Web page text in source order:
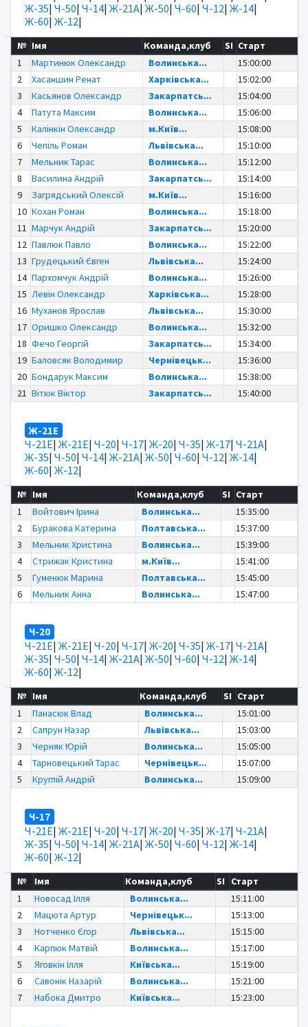
Ж-35| Ч-50| Ч-14| Ж-21А| Ж-50| Ч-60| Ч-12| Ж-14|
Ж-60| Ж-12|
№ Імя Команда,клуб SI Старт
1
Мартинюк Олександр Волинська...
15:00:00
2
Хасаншин Ренат Харківська...
15:02:00
3
Касьянов Олександр Закарпатсь...
15:04:00
4
Патута Максим Волинська...
15:06:00
5
Калінкін Олександр м.Київ...
15:08:00
6
Чепіль Роман Львівська...
15:10:00
7
Мельник Тарас Волинська...
15:12:00
8
Василина Андрій Закарпатсь...
15:14:00
9
Загрядський Олексій м.Київ...
15:16:00
10 Кохан Роман Волинська...
15:18:00
11 Марчук Андрій Закарпатсь...
15:20:00
12 Павлюк Павло Волинська...
15:22:00
13 Грудецький Євген Львівська...
15:24:00
14 Пархомчук Андрій Волинська...
15:26:00
15 Левін Олександр Харківська...
15:28:00
16 Муханов Ярослав Львівська...
15:30:00
17 Оришко Олександр Волинська...
15:32:00
18 Фечо Георгій Закарпатсь...
15:34:00
19 Баловсяк Володимир Чернівецьк...
15:36:00
20 Бондарук Максим Волинська...
15:38:00
21 Вітюк Віктор Закарпатсь... 15:40:00
Ж-21Е
Ч-21Е| Ж-21Е| Ч-20| Ч-17| Ж-20| Ч-35| Ж-17| Ч-21А|
Ж-35| Ч-50| Ч-14| Ж-21А| Ж-50| Ч-60| Ч-12| Ж-14|
Ж-60| Ж-12|
№ Імя Команда,клуб SI Старт
1
Войтович Ірина Волинська...
15:35:00
2
Буракова Катерина Полтавська...
15:37:00
3
Мельник Христина Волинська...
15:39:00
4
Стрижак Кристина м.Київ...
15:41:00
5
Гуменюк Марина Полтавська...
15:45:00
6
Мельник Анна Волинська... 15:47:00
Ч-20
Ч-21Е| Ж-21Е| Ч-20| Ч-17| Ж-20| Ч-35| Ж-17| Ч-21А|
Ж-35| Ч-50| Ч-14| Ж-21А| Ж-50| Ч-60| Ч-12| Ж-14|
Ж-60| Ж-12|
№ Імя Команда,клуб SI Старт
1
Панасюк Влад Волинська...
15:01:00
2
Сапрун Назар Львівська...
15:03:00
3
Черняк Юрій Волинська...
15:05:00
4
Тарновецький Тарас Чернівецьк...
15:07:00
5
Круглій Андрій Волинська... 15:09:00
Ч-17
Ч-21Е| Ж-21Е| Ч-20| Ч-17| Ж-20| Ч-35| Ж-17| Ч-21А|
Ж-35| Ч-50| Ч-14| Ж-21А| Ж-50| Ч-60| Ч-12| Ж-14|
Ж-60| Ж-12|
№ Імя Команда,клуб SI
Старт
1
Новосад Ілля Волинська...
15:11:00
2
Мацюта Артур Чернівецьк...
15:13:00
3
Нотченко Єгор Львівська...
15:15:00
4
Карпюк Матвій Волинська...
15:17:00
5
Яговкін Ілля Київська...
15:19:00
6
Савонік Назарій Волинська...
15:21:00
7
Набока Дмитро Київська... 15:23:00